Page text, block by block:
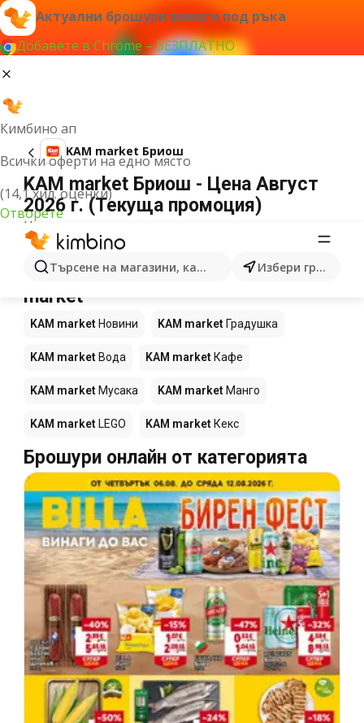
Актуални брошури винаги под ръка
Добавете в Chrome – БЕЗПЛАТНО
Кимбино ап
Всички оферти на едно място
(14,1 хил. оценки)
Отворете
Търсене на магазини, категории, продукти...Избери град
KAM market Бриош
KAM market Бриош - Цена Август
2026 г. (Текуща промоция)
Не можахме да намерим резултати за този
термин.
Още продукти в магазините KAM
market
KAM market Новини KAM market Градушка
KAM market Вода KAM market Кафе
KAM market Мусака KAM market Манго
KAM market LEGO KAM market Кекс
Брошури онлайн от категорията